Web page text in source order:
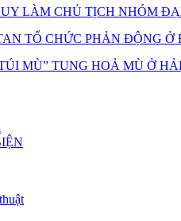
LÀM CHỦ TỊCH NHÓM
TỔ CHỨC PHẢN ĐỘNG Ở
MÙ” TUNG HOẢ MÙ Ở